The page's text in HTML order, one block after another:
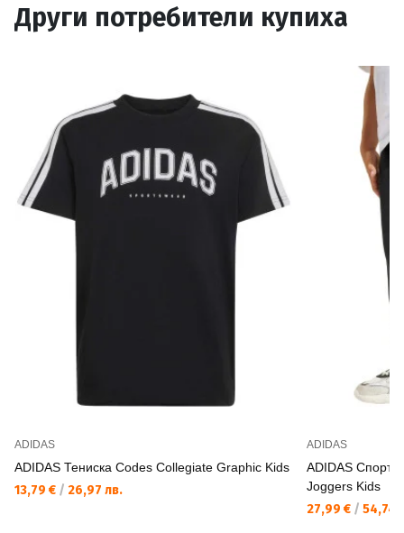
Други потребители купиха
ADIDAS
ADIDAS Тениска Codes Collegiate Graphic Kids
13,79 € / 26,97 лв.
ADIDAS
ADIDAS
Joggers Kids
27,99 € / 54,74